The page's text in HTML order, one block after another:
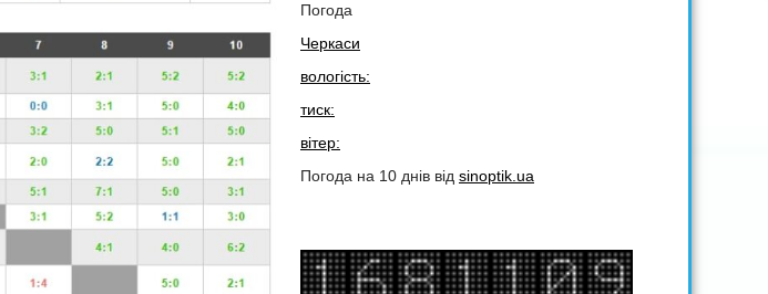
Погода
Черкаси
вологість:
тиск:
вітер:
Погода на 10 днів від sinoptik.ua